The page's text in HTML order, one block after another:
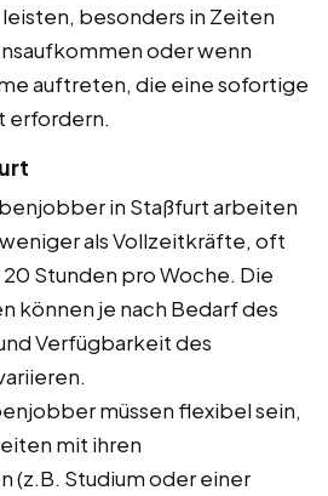
besonders in Zeiten
oder wenn
auftreten, die eine sofortige
erfordern.
in Staßfurt arbeiten
als Vollzeitkräfte, oft
20 Stunden pro Woche. Die
können je nach Bedarf des
Verfügbarkeit des
müssen flexibel sein,
mit ihren
(z.B. Studium oder einer